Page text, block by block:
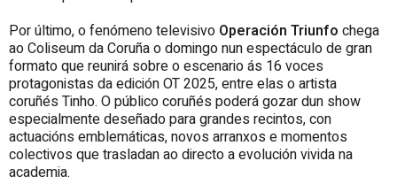
Por último, o fenómeno televisivo Operación Triunfo chega
ao Coliseum da Coruña o domingo nun espectáculo de gran
formato que reunirá sobre o escenario ás 16 voces
protagonistas da edición OT 2025, entre elas o artista
coruñés Tinho. O público coruñés poderá gozar dun show
especialmente deseñado para grandes recintos, con
actuacións emblemáticas, novos arranxos e momentos
colectivos que trasladan ao directo a evolución vivida na
academia.